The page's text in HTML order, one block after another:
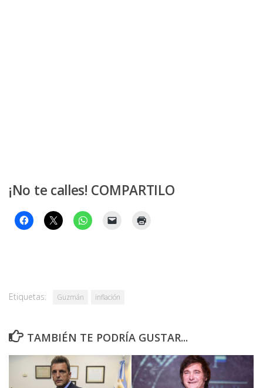
¡No te calles! COMPARTILO
Etiquetas: Guzmán inflación
TAMBIÉN TE PODRÍA GUSTAR...